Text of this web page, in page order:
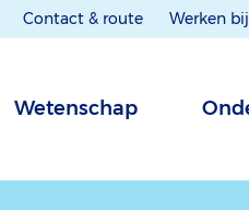
Contact & route Werken bij
Wetenschap